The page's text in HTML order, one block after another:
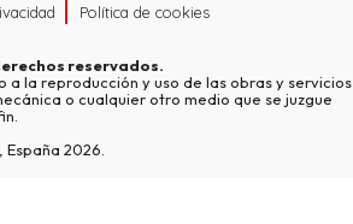
Política de cookies
reservados.
a la reproducción y uso de las obras y servicios
o cualquier otro medio que se juzgue
2026.